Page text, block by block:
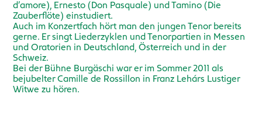
d’amore), Ernesto (Don Pasquale) und Tamino (Die
Zauberflöte) einstudiert.
Auch im Konzertfach hört man den jungen Tenor bereits
gerne. Er singt Liederzyklen und Tenorpartien in Messen
und Oratorien in Deutschland, Österreich und in der
Schweiz.
Bei der Bühne Burgäschi war er im Sommer 2011 als
bejubelter Camille de Rossillon in Franz Lehárs Lustiger
Witwe zu hören.